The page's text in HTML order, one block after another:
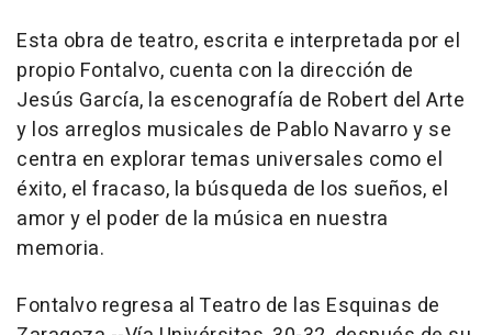
Esta obra de teatro, escrita e interpretada por el
propio Fontalvo, cuenta con la dirección de
Jesús García, la escenografía de Robert del Arte
y los arreglos musicales de Pablo Navarro y se
centra en explorar temas universales como el
éxito, el fracaso, la búsqueda de los sueños, el
amor y el poder de la música en nuestra
memoria.
Fontalvo regresa al Teatro de las Esquinas de